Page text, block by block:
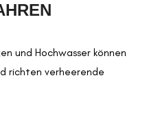
und Hochwasser können
richten verheerende